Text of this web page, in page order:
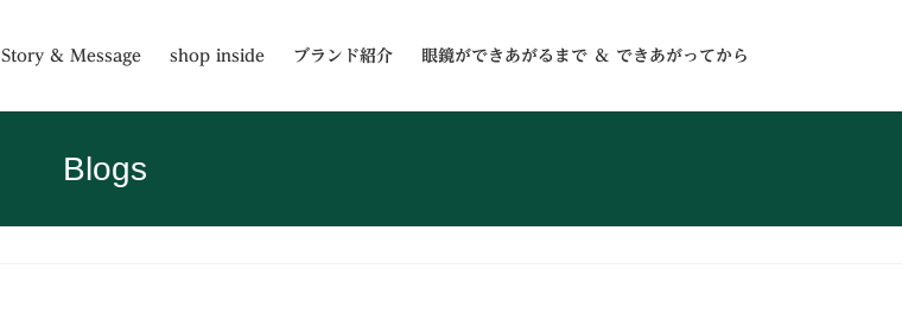
Story & Message shop inside ブランド紹介 眼鏡ができあがるまで ＆ できあがってから
Blogs